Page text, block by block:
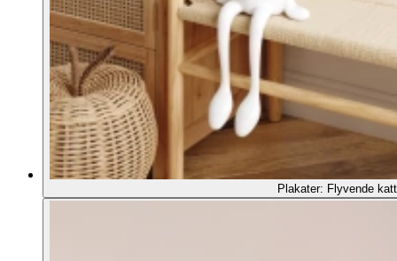
Plakater: Flyvende